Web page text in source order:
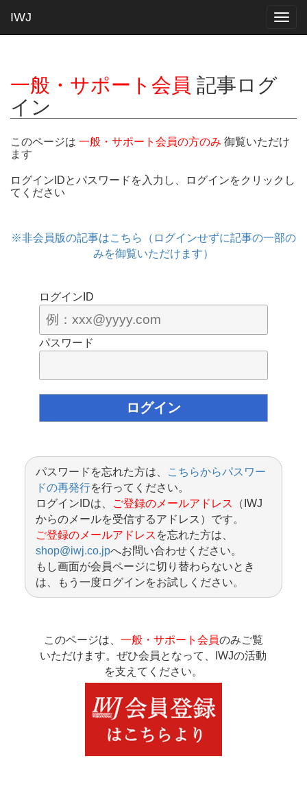
IWJ
一般・サポート会員 記事ログ
イン
このページは 一般・サポート会員の方のみ 御覧いただけ
ます
ログインIDとパスワードを入力し、ログインをクリックし
てください
※非会員版の記事はこちら（ログインせずに記事の一部の
みを御覧いただけます）
ログインID
パスワード
パスワードを忘れた方は、
こちらからパスワー
ドの再発行を行ってください。
ログインIDは、
ご登録のメールアドレス
（IWJ
からのメールを受信するアドレス）です。
ご登録のメールアドレス を忘れた方は、
shop@iwj.co.jpへお問い合わせください。
もし画面が会員ページに切り替わらないとき
は、もう一度ログインをお試しください。
このページは、 一般・サポート会員のみご覧
いただけます。ぜひ会員となって、IWJの活動
を支えてください。